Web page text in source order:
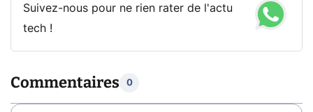
Suivez-nous pour ne rien rater de l'actu
tech !
Commentaires 0